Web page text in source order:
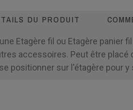
DU PRODUIT
Etagère fil ou Etagère panier
accessoires. Peut être placé
positionner sur l'étagère pour